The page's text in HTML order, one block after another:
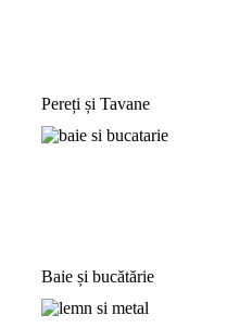
Pereți și Tavane
Baie și bucătărie